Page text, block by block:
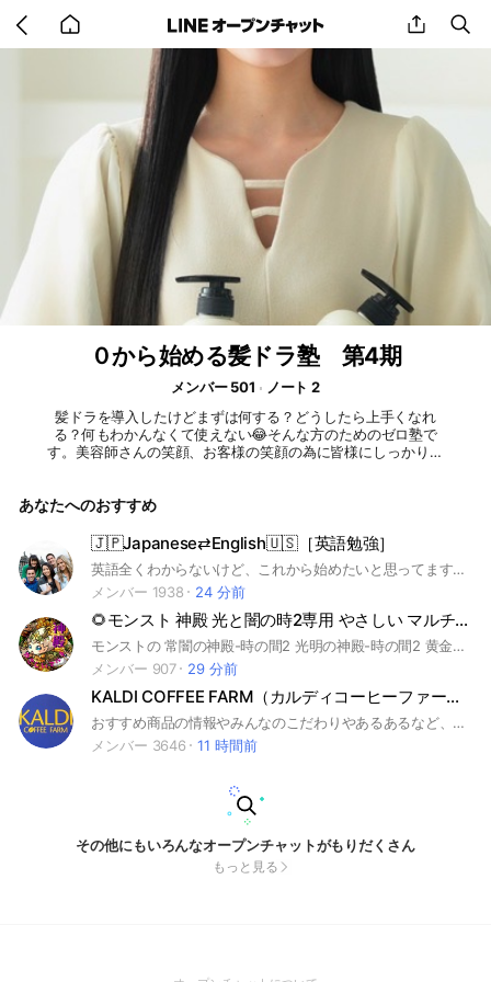
back
to
share
０から始める髪ドラ塾 第4期
メンバー 501
ノート 2
髪ドラを導入したけどまずは何する？どうしたら上手くなれ
る？何もわかんなくて使えない😂そんな方のためのゼロ塾で
す。美容師さんの笑顔、お客様の笑顔の為に皆様にしっかりと
あなたへのおすすめ
🇯🇵Japanese⇄English🇺🇸［英語勉強］
英語全くわからないけど、これから始めたいと思ってます！ 同じようにこれからがんばりたいと考えている人いたら一緒に夢に向かって勉強しませんか？ 知ったことを教え合うことで勉強量と記憶力アップ⤴️ 英語話せるけど日本語できないという海外の方いましたら教え合いしませんか？ Teach me English because I teach Japanese. #英語 #英会話 #海外旅行 #日本語学習 #英語初心者 #english #japanese
メンバー 1938
24 分前
🌻モンスト 神殿 光と闇の時2専用 やさしい マルチ グループ
モンストの 常闇の神殿-時の間2 光明の神殿-時の間2 黄金の神殿 をひたすらやるグループです。 金確アイテムの使用はホストの自由。参加は早い者勝ち。 ゲストの⭐5以下キャラの使用は禁止。スタミナ消費計ミッション消化用、顔合わせ用としても是非ご利用ください。 #特L神殿 #モンスターストライク #モンスト #神殿 #しんでん #わくりん #金確 #きんかく #わくわく #わくわくの実 #時の間 #もんすと #コラボ #運極 #モンストの日 #こらぼ #もんすと #DNA #大規模 #最大 #初心者 #初心者歓迎 #コイン #オラコイン #守護 #守護獣 #絆のカケラ #呪術廻戦 #領域展開 #超究極 #マルチ募集 #ラブライブ #ラブライブ！ #ﾗﾌﾞﾗｲﾌﾞ #サンシャイン #XFLAG #PARK #XFLAG PARK 2021 #エックスフラッグ #えっくすふらっぐ #フラパ #ふらぱ #ドラクエ #ドラゴンクエスト #DQ #勇者 #ルーラ #パルプンテ #秘海 #秘海の冒険船 #船 #コラボスターターパック #コラボスターター #やさしい #黄金の神殿 #ラッキーリザルト
メンバー 907
29 分前
KALDI COFFEE FARM（カルディコーヒーファーム）
おすすめ商品の情報やみんなのこだわりやあるあるなど、カルディ好き達の情報部屋🧀
メンバー 3646
11 時間前
その他にもいろんなオープンチャットがもりだくさん
もっと見る